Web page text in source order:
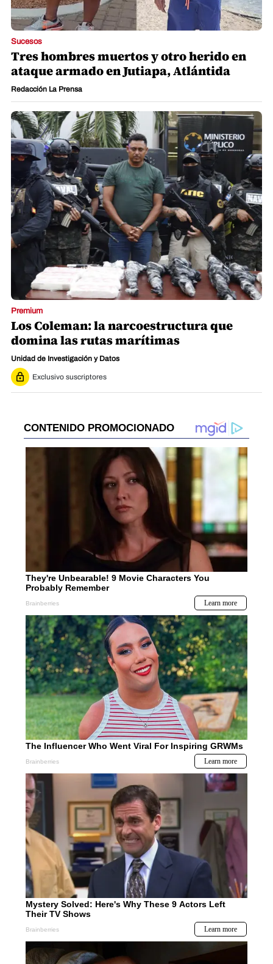
Sucesos
Tres hombres muertos y otro herido en
ataque armado en Jutiapa, Atlántida
Redacción La Prensa
Premium
Los Coleman: la narcoestructura que
domina las rutas marítimas
Unidad de Investigación y Datos
Exclusivo suscriptores